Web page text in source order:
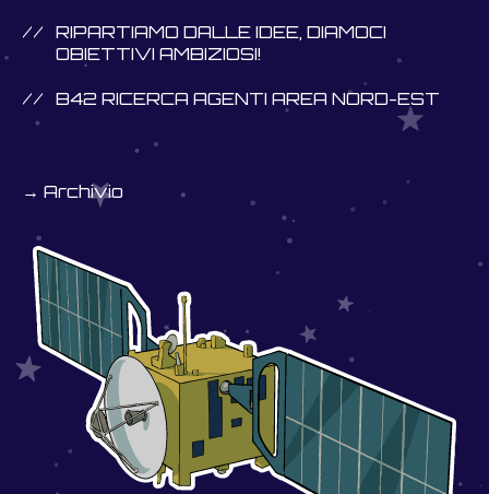
RIPARTIAMO DALLE IDEE, DIAMOCI
OBIETTIVI AMBIZIOSI!
B42 RICERCA AGENTI AREA NORD-EST
→ Archivio